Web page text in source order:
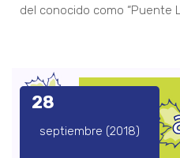
del conocido como “Puente
28
septiembre (2018)